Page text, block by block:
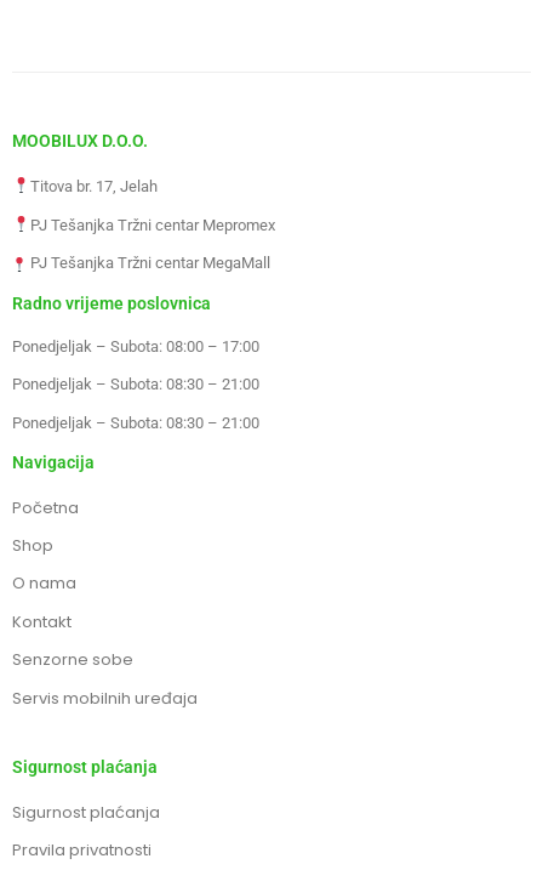
MOOBILUX D.O.O.
Titova br. 17, Jelah
PJ Tešanjka Tržni centar Mepromex
PJ Tešanjka Tržni centar MegaMall
Radno vrijeme poslovnica
Ponedjeljak – Subota: 08:00 – 17:00
Ponedjeljak – Subota: 08:30 – 21:00
Ponedjeljak – Subota: 08:30 – 21:00
Navigacija
Početna
Shop
O nama
Kontakt
Senzorne sobe
Servis mobilnih uređaja
Sigurnost plaćanja
Sigurnost plaćanja
Pravila privatnosti